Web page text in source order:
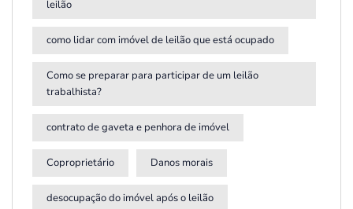
leilão
como lidar com imóvel de leilão que está ocupado
Como se preparar para participar de um leilão
trabalhista?
contrato de gaveta e penhora de imóvel
Coproprietário Danos morais
desocupação do imóvel após o leilão